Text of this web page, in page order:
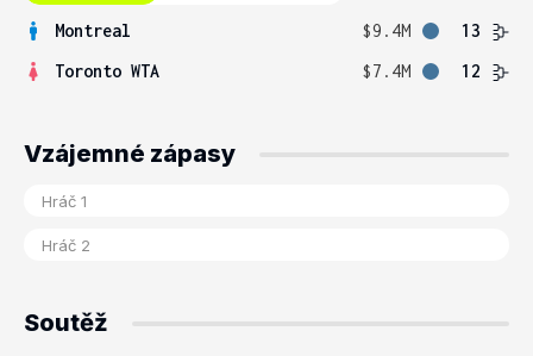
Montreal $9.4M
13
Toronto WTA
$7.4M 12
Vzájemné zápasy
Soutěž